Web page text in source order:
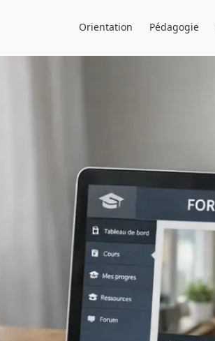
Orientation Pédagogie